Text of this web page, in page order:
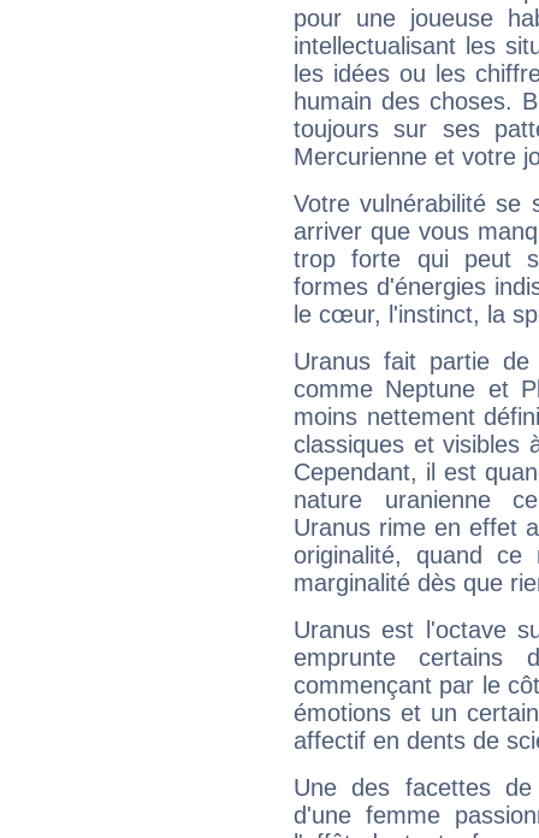
pour une joueuse
intellectualisant les
les idées ou les
humain des choses.
toujours sur ses
Mercurienne et votre
Votre vulnérabilité se
arriver que vous
trop forte qui peut
formes d'énergies
le cœur, l'instinct, la
Uranus fait partie
comme Neptune et
moins nettement
classiques et visibles
Cependant, il est
nature uranienne
Uranus rime en effet
originalité, quand ce
marginalité dès que
Uranus est l'octave
emprunte
commençant par le
émotions et un
affectif en dents de
Une des facettes
d'une femme